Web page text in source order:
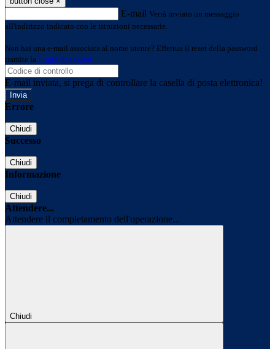
E-mail Verrà inviato un messaggio
all'indirizzo indicato con le istruzioni necessarie.
Non hai una e-mail associata al nome utente? Effettua il reset della password
tramite la Login Spaggiari
E-mail inviata, si prega di controllare la casella di posta elettronica!
Errore
Chiudi
Successo
Chiudi
Informazione
Chiudi
Attendere...
Attendere il completamento dell'operazione...
Chiudi